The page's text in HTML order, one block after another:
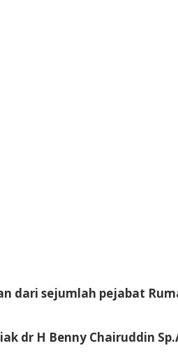
dari sejumlah pejabat
dr H Benny Chairuddin